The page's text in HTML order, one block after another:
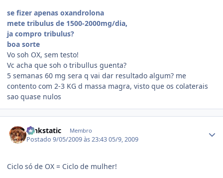
se fizer apenas oxandrolona
mete tribulus de 1500-2000mg/dia,
ja compro tribulus?
boa sorte
Vo soh OX, sem testo!
Vc acha que soh o tribullus guenta?
5 semanas 60 mg sera q vai dar resultado algum? me
contento com 2-3 KG d massa magra, visto que os colaterais
sao quase nulos
funkstatic Membro
Postado9/05/2009 às 23:4305/9, 2009
Ciclo só de OX = Ciclo de mulher!